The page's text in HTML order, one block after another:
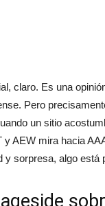
claro. Es una
Pero
un sitio
AEW mira hacia
y sorpresa, algo está